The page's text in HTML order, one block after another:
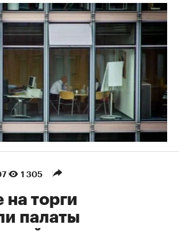
1 305
на торги
палаты